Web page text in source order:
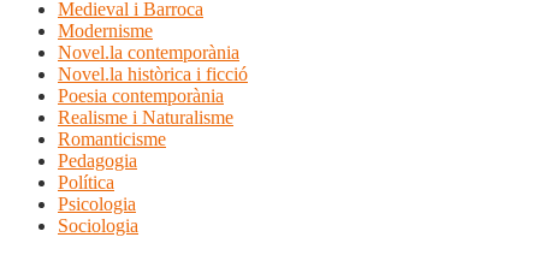
Medieval i Barroca
Modernisme
Novel.la contemporània
Novel.la històrica i ficció
Poesia contemporània
Realisme i Naturalisme
Romanticisme
Pedagogia
Política
Psicologia
Sociologia